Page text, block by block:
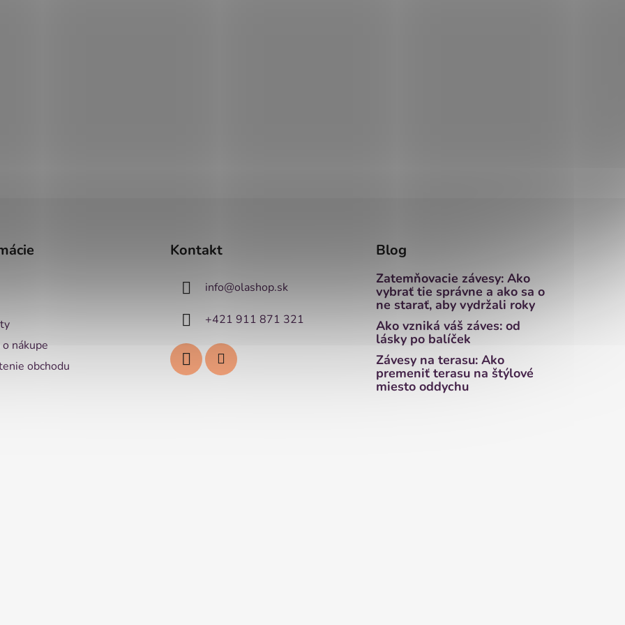
nákupe
obchodu
Kontakt
info@olashop.sk
+421 911 871 321
Blog
Zatemňovacie závesy: Ako
vybrať tie správne a ako sa o
ne starať, aby vydržali roky
Ako vzniká váš záves: od
lásky po balíček
Závesy na terasu: Ako
premeniť terasu na štýlové
miesto oddychu